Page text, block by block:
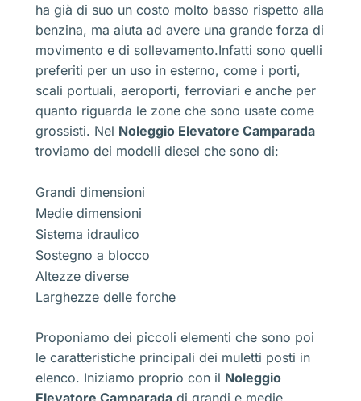
ha già di suo un costo molto basso rispetto alla
benzina, ma aiuta ad avere una grande forza di
movimento e di sollevamento.Infatti sono quelli
preferiti per un uso in esterno, come i porti,
scali portuali, aeroporti, ferroviari e anche per
quanto riguarda le zone che sono usate come
grossisti. Nel Noleggio Elevatore Camparada
troviamo dei modelli diesel che sono di:
Grandi dimensioni
Medie dimensioni
Sistema idraulico
Sostegno a blocco
Altezze diverse
Larghezze delle forche
Proponiamo dei piccoli elementi che sono poi
le caratteristiche principali dei muletti posti in
elenco. Iniziamo proprio con il Noleggio
Elevatore Camparada di grandi e medie